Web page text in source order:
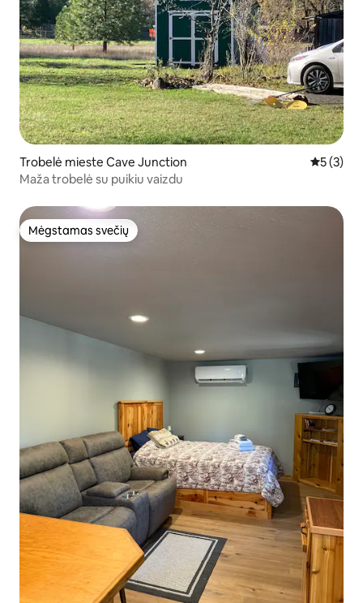
Trobelė mieste Cave Junction Vidutinis
5 (3)
Maža trobelė su puikiu vaizdu
Mėgstamas svečių
Mėgstamas svečių